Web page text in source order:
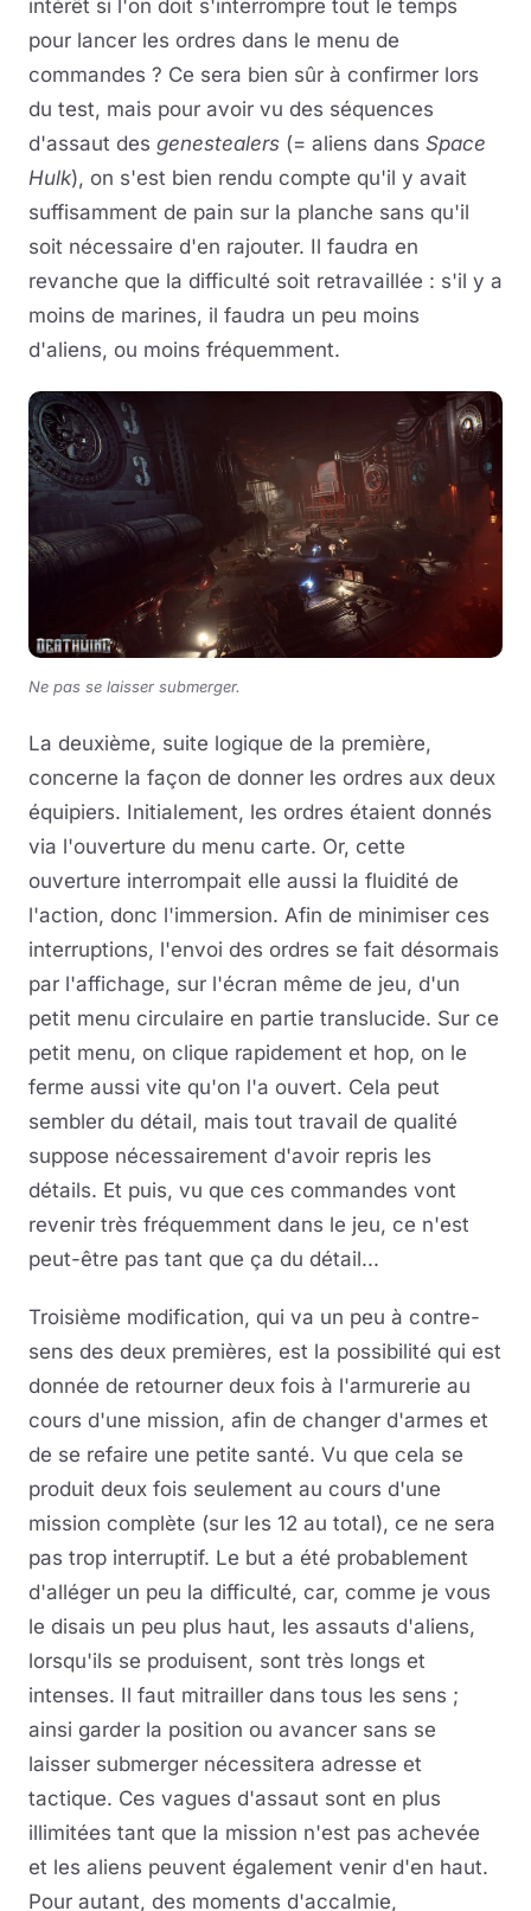
intérêt si l'on doit s'interrompre tout le temps
pour lancer les ordres dans le menu de
commandes ? Ce sera bien sûr à confirmer lors
du test, mais pour avoir vu des séquences
d'assaut des genestealers (= aliens dans Space
Hulk), on s'est bien rendu compte qu'il y avait
suffisamment de pain sur la planche sans qu'il
soit nécessaire d'en rajouter. Il faudra en
revanche que la difficulté soit retravaillée : s'il y a
moins de marines, il faudra un peu moins
d'aliens, ou moins fréquemment.
Ne pas se laisser submerger.
La deuxième, suite logique de la première,
concerne la façon de donner les ordres aux deux
équipiers. Initialement, les ordres étaient donnés
via l'ouverture du menu carte. Or, cette
ouverture interrompait elle aussi la fluidité de
l'action, donc l'immersion. Afin de minimiser ces
interruptions, l'envoi des ordres se fait désormais
par l'affichage, sur l'écran même de jeu, d'un
petit menu circulaire en partie translucide. Sur ce
petit menu, on clique rapidement et hop, on le
ferme aussi vite qu'on l'a ouvert. Cela peut
sembler du détail, mais tout travail de qualité
suppose nécessairement d'avoir repris les
détails. Et puis, vu que ces commandes vont
revenir très fréquemment dans le jeu, ce n'est
peut-être pas tant que ça du détail...
Troisième modification, qui va un peu à contre-
sens des deux premières, est la possibilité qui est
donnée de retourner deux fois à l'armurerie au
cours d'une mission, afin de changer d'armes et
de se refaire une petite santé. Vu que cela se
produit deux fois seulement au cours d'une
mission complète (sur les 12 au total), ce ne sera
pas trop interruptif. Le but a été probablement
d'alléger un peu la difficulté, car, comme je vous
le disais un peu plus haut, les assauts d'aliens,
lorsqu'ils se produisent, sont très longs et
intenses. Il faut mitrailler dans tous les sens ;
ainsi garder la position ou avancer sans se
laisser submerger nécessitera adresse et
tactique. Ces vagues d'assaut sont en plus
illimitées tant que la mission n'est pas achevée
et les aliens peuvent également venir d'en haut.
Pour autant, des moments d'accalmie,